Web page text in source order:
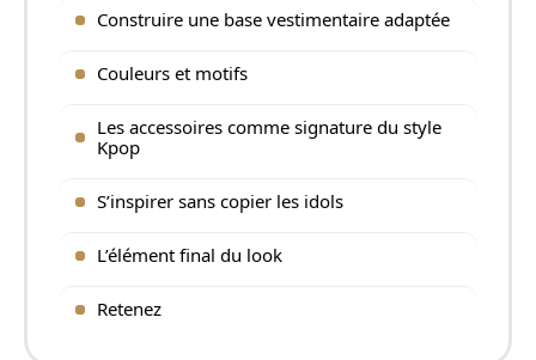
Construire une base vestimentaire adaptée
Couleurs et motifs
Les accessoires comme signature du style
Kpop
S’inspirer sans copier les idols
L’élément final du look
Retenez